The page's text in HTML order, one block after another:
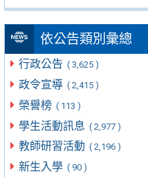
依公告類別彙總
行政公告 ( 3,625 )
政令宣導 ( 2,415 )
榮譽榜 ( 113 )
學生活動訊息 ( 2,977 )
教師研習活動 ( 2,196 )
新生入學 ( 90 )